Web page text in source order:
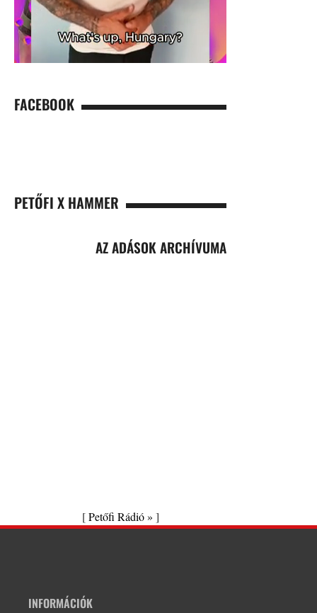
FACEBOOK
PETŐFI X HAMMER
AZ ADÁSOK ARCHÍVUMA
[Petőfi Rádió » ]
INFORMÁCIÓK